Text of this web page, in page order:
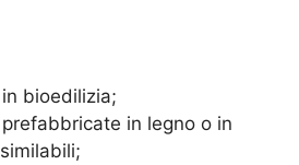
bioedilizia;
in legno o in